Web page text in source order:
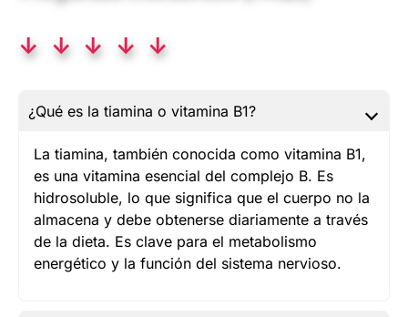
↓ ↓ ↓ ↓ ↓
¿Qué es la tiamina o vitamina B1?
La tiamina, también conocida como vitamina B1,
es una vitamina esencial del complejo B. Es
hidrosoluble, lo que significa que el cuerpo no la
almacena y debe obtenerse diariamente a través
de la dieta. Es clave para el metabolismo
energético y la función del sistema nervioso.